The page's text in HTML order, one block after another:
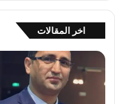
اخر المقالات